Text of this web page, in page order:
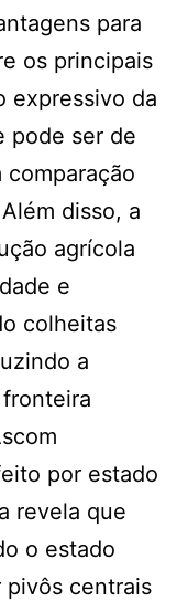
para
os principais
expressivo da
pode ser de
comparação
disso, a
agrícola
e
colheitas
a
por estado
revela que
o estado
pivôs centrais